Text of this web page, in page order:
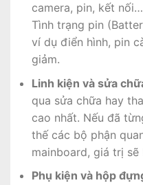
camera, pin, kết
Tình trạng pin
ví dụ điển hình, pin
giảm.
Linh kiện và sửa
qua sửa chữa hay
cao nhất. Nếu đã
thế các bộ phận
mainboard, giá trị sẽ
Phụ kiện và hộp